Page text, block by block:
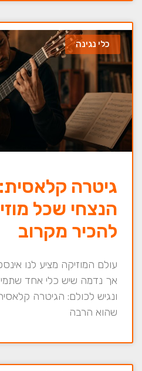
כלי נגינה
גיטרה
הנצחי שכל
להכיר מקרוב
עולם המוזיקה מציע לנו
אך נדמה שיש כלי אחד
ונגיש לכולם: הגיטרה
שהוא הרבה